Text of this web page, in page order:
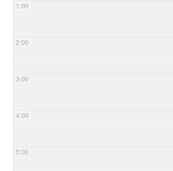
1:00
2:00
3:00
4:00
5:00